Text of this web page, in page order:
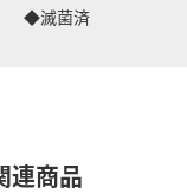
◆滅菌済
連商品